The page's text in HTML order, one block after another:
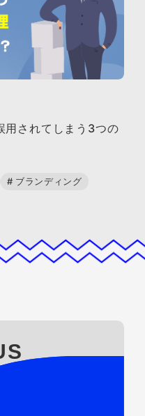
用されてしまう3つの
# ブランディング